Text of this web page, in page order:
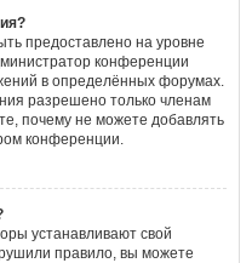
предоставлено на уровне
конференции
в определённых форумах.
разрешено только членам
почему не можете добавлять
конференции.
устанавливают свой
правило, вы можете